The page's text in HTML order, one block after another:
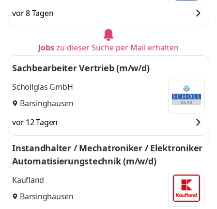
vor 8 Tagen
Jobszu dieser Suche per Mail erhalten
Sachbearbeiter Vertrieb (m/w/d)
Schollglas GmbH
Barsinghausen
vor 12 Tagen
Instandhalter / Mechatroniker / Elektroniker
Automatisierungstechnik (m/w/d)
Kaufland
Barsinghausen